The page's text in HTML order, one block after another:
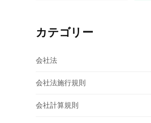
カテゴリー
会社法
会社法施行規則
会社計算規則